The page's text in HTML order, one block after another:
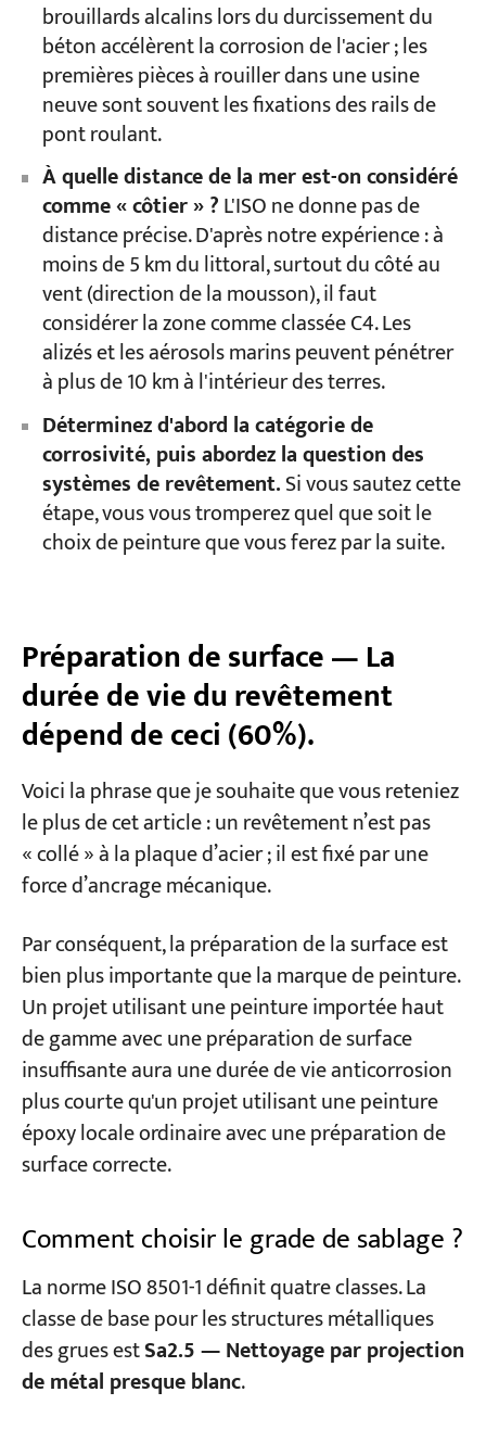
brouillards alcalins lors du durcissement du
béton accélèrent la corrosion de l'acier ; les
premières pièces à rouiller dans une usine
neuve sont souvent les fixations des rails de
pont roulant.
À quelle distance de la mer est-on considéré
comme « côtier » ?L'ISO ne donne pas de
distance précise. D'après notre expérience : à
moins de 5 km du littoral, surtout du côté au
vent (direction de la mousson), il faut
considérer la zone comme classée C4. Les
alizés et les aérosols marins peuvent pénétrer
à plus de 10 km à l'intérieur des terres.
Déterminez d'abord la catégorie de
corrosivité, puis abordez la question des
systèmes de revêtement.Si vous sautez cette
étape, vous vous tromperez quel que soit le
choix de peinture que vous ferez par la suite.
Préparation de surface — La
durée de vie du revêtement
dépend de ceci (60%).
Voici la phrase que je souhaite que vous reteniez
le plus de cet article : un revêtement n’est pas
« collé » à la plaque d’acier ; il est fixé par une
force d’ancrage mécanique.
Par conséquent, la préparation de la surface est
bien plus importante que la marque de peinture.
Un projet utilisant une peinture importée haut
de gamme avec une préparation de surface
insuffisante aura une durée de vie anticorrosion
plus courte qu'un projet utilisant une peinture
époxy locale ordinaire avec une préparation de
surface correcte.
Comment choisir le grade de sablage ?
La norme ISO 8501-1 définit quatre classes. La
classe de base pour les structures métalliques
des grues estSa2.5 — Nettoyage par projection
de métal presque blanc.